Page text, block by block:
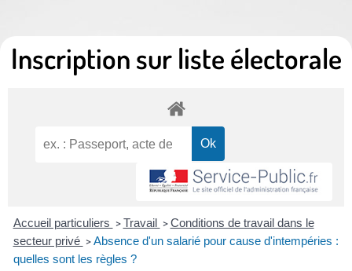
Inscription sur liste électorale
Accueil particuliers > Travail > Conditions de travail dans le
secteur privé > Absence d'un salarié pour cause d'intempéries :
quelles sont les règles ?